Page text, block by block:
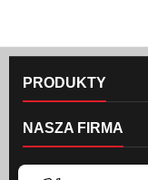
PRODUKTY
NASZA FIRMA